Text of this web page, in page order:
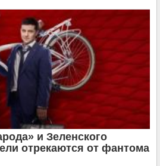
и Зеленского
отрекаются от фантома